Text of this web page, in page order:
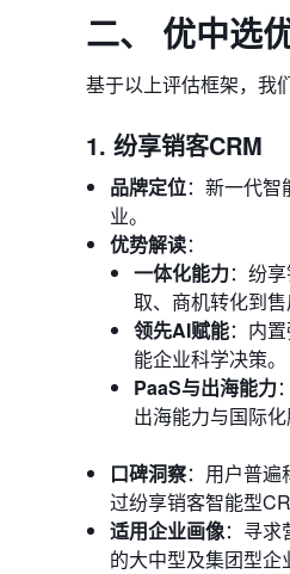
二、 优中选
基于以上评估框架，我
1. 纷享销客CRM
品牌定位：新一代
业。
优势解读：
一体化能力：纷
取、商机转化到
领先AI赋能：内
能企业科学决策。
PaaS与出海能力
出海能力与国际
口碑洞察：用户普
过纷享销客智能型
适用企业画像：寻求
的大中型及集团型企